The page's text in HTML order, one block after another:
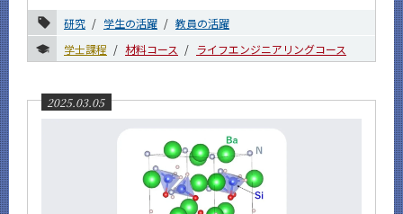
研究 学生の活躍
教員の活躍
学士課程
材料コース ライフエンジニアリングコース
2025.03.05
2017年
イベントカレンダー